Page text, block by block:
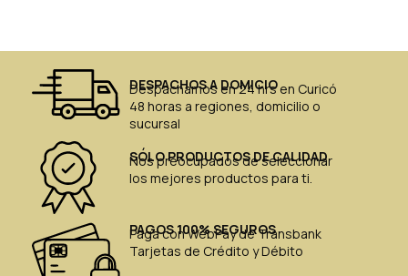
DESPACHOS A DOMICIO
Despachamos en 24 hrs en Curicó
48 horas a regiones, domicilio o
sucursal
SÓLO PRODUCTOS DE CALIDAD
Nos preocupados de seleccionar
los mejores productos para ti.
PAGOS 100% SEGUROS
Paga con WebPay de Transbank
Tarjetas de Crédito y Débito